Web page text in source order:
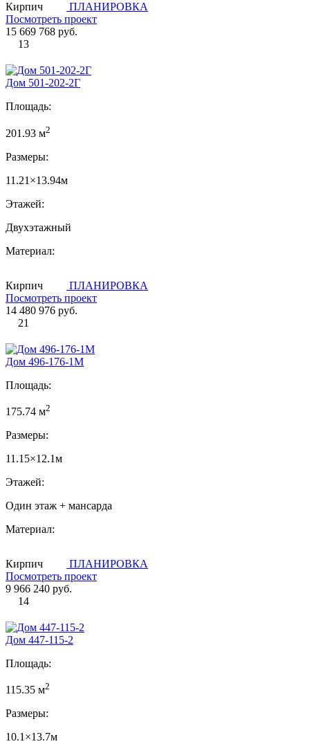
Кирпич
ПЛАНИРОВКА
Посмотреть проект
15 669 768 руб.
13
Дом 501-202-2Г
Площадь:
201.93 м2
Размеры:
11.21×13.94м
Этажей:
Двухэтажный
Материал:
Кирпич
ПЛАНИРОВКА
Посмотреть проект
14 480 976 руб.
21
Дом 496-176-1М
Площадь:
175.74 м2
Размеры:
11.15×12.1м
Этажей:
Один этаж + мансарда
Материал:
Кирпич
ПЛАНИРОВКА
Посмотреть проект
9 966 240 руб.
14
Дом 447-115-2
Площадь:
115.35 м2
Размеры:
10.1×13.7м